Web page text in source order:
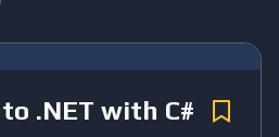
.NET with C#